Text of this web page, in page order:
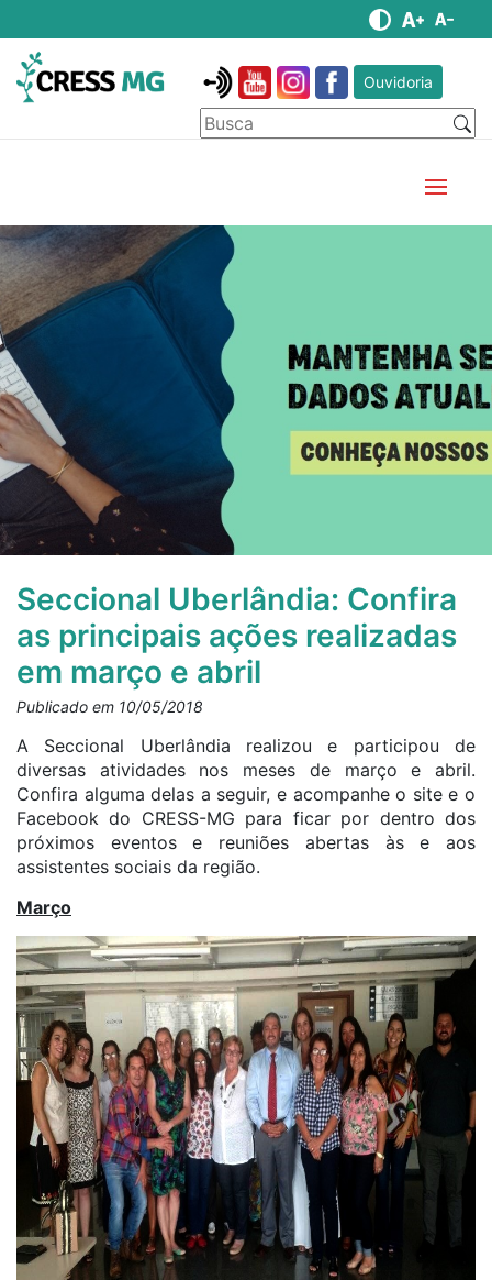
Ouvidoria
Seccional Uberlândia: Confira
as principais ações realizadas
em março e abril
Publicado em 10/05/2018
A Seccional Uberlândia realizou e participou de
diversas atividades nos meses de março e abril.
Confira alguma delas a seguir, e acompanhe o site e o
Facebook do CRESS-MG para ficar por dentro dos
próximos eventos e reuniões abertas às e aos
assistentes sociais da região.
Março